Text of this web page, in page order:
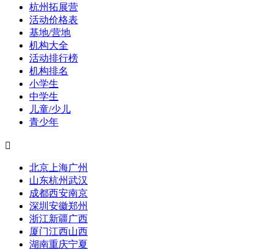
杭州拓展营
活动价格表
基地/营地
机构大全
活动排行榜
机构排名
小学生
中学生
儿童/少儿
青少年

北京 上海广州
山东杭州武汉
成都西安南京
深圳 安徽郑州
浙江新疆广西
厦门江西山西
湖南重庆宁夏